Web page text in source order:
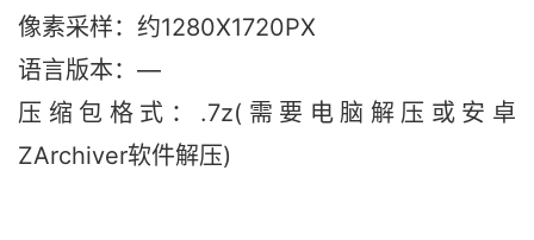
像素采样：约1280X1720PX
语言版本：—
压缩包格式：.7z(需要电脑解压或安卓
ZArchiver软件解压)